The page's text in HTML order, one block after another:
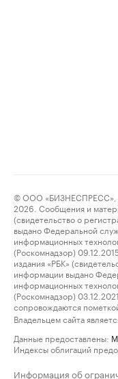
© ООО «БИЗНЕСПРЕСС»,
2026. Сообщения и
(свидетельство о
выдано Федеральной
информационных
(Роскомнадзор)
издания «РБК»
информации выдано
информационных
(Роскомнадзор)
сопровождаются
Владельцем сайта
Данные предоставлены:
Индексы облигаций
Информация об